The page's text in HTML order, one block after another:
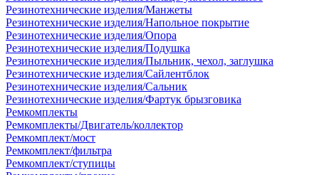
Резинотехнические изделия/Манжеты
Резинотехнические изделия/Напольное покрытие
Резинотехнические изделия/Опора
Резинотехнические изделия/Подушка
Резинотехнические изделия/Пыльник, чехол, заглушка
Резинотехнические изделия/Сайлентблок
Резинотехнические изделия/Сальник
Резинотехнические изделия/Фартук брызговика
Ремкомплекты
Ремкомплекты/Двигатель/коллектор
Ремкомплект/мост
Ремкомплект/фильтра
Ремкомплект/ступицы